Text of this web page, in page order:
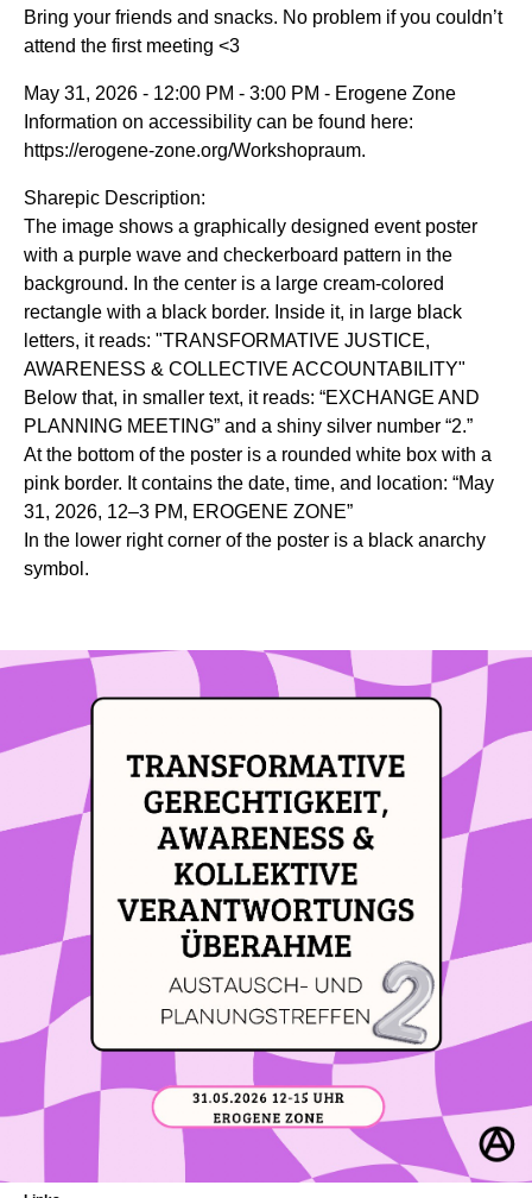
Bring your friends and snacks. No problem if you couldn’t
attend the first meeting <3
May 31, 2026 - 12:00 PM - 3:00 PM - Erogene Zone
Information on accessibility can be found here:
https://erogene-zone.org/Workshopraum.
Sharepic Description:
The image shows a graphically designed event poster
with a purple wave and checkerboard pattern in the
background. In the center is a large cream-colored
rectangle with a black border. Inside it, in large black
letters, it reads: "TRANSFORMATIVE JUSTICE,
AWARENESS & COLLECTIVE ACCOUNTABILITY"
Below that, in smaller text, it reads: “EXCHANGE AND
PLANNING MEETING” and a shiny silver number “2.”
At the bottom of the poster is a rounded white box with a
pink border. It contains the date, time, and location: “May
31, 2026, 12–3 PM, EROGENE ZONE”
In the lower right corner of the poster is a black anarchy
symbol.